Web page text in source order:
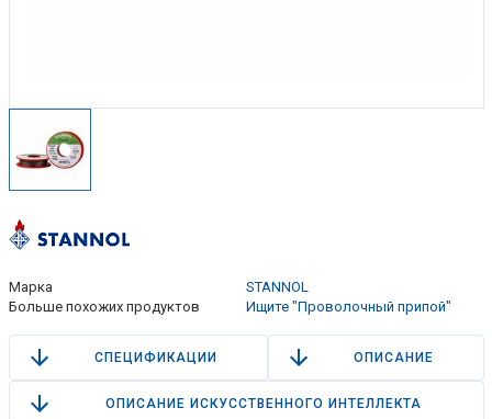
Марка
STANNOL
Больше похожих продуктов
Ищите "Проволочный припой"
СПЕЦИФИКАЦИИ ОПИСАНИЕ
ОПИСАНИЕ ИСКУССТВЕННОГО ИНТЕЛЛЕКТА